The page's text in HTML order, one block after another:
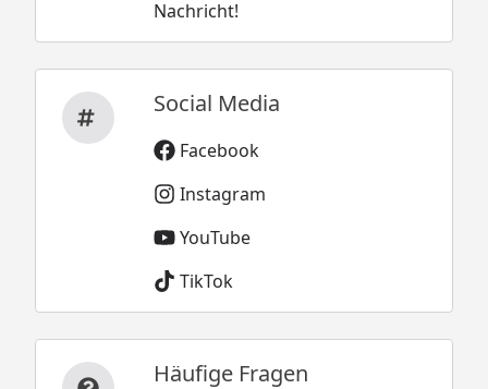
Nachricht!
Social Media
Facebook
Instagram
YouTube
TikTok
Häufige Fragen